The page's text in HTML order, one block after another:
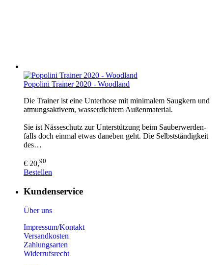
Popolini Trainer 2020 - Woodland
Die Trainer ist eine Unterhose mit minimalem Saugkern und
atmungsaktivem, wasserdichtem Außenmaterial.
Sie ist Nässeschutz zur Unterstützung beim Sauberwerden-
falls doch einmal etwas daneben geht. Die Selbstständigkeit
des…
€ 20,90
Bestellen
Kundenservice
Über uns
Impressum/Kontakt
Versandkosten
Zahlungsarten
Widerrufsrecht